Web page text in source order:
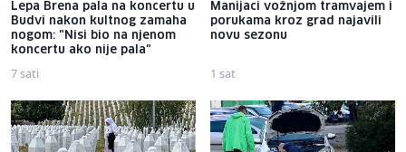
Lepa Brena pala na koncertu u
Budvi nakon kultnog zamaha
nogom: "Nisi bio na njenom
koncertu ako nije pala"
7 sati
Manijaci vožnjom tramvajem i
porukama kroz grad najavili
novu sezonu
1 sat